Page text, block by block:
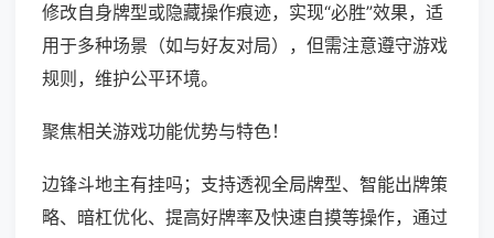
修改自身牌型或隐藏操作痕迹，实现“必胜”效果，适
用于多种场景（如与好友对局），但需注意遵守游戏
规则，维护公平环境。
聚焦相关游戏功能优势与特色！
边锋斗地主有挂吗；支持透视全局牌型、智能出牌策
略、暗杠优化、提高好牌率及快速自摸等操作，通过